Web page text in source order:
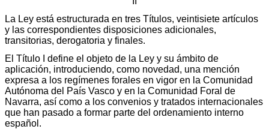
La Ley está estructurada en tres Títulos, veintisiete artículos
y las correspondientes disposiciones adicionales,
transitorias, derogatoria y finales.
El Título I define el objeto de la Ley y su ámbito de
aplicación, introduciendo, como novedad, una mención
expresa a los regímenes forales en vigor en la Comunidad
Autónoma del País Vasco y en la Comunidad Foral de
Navarra, así como a los convenios y tratados internacionales
que han pasado a formar parte del ordenamiento interno
español.